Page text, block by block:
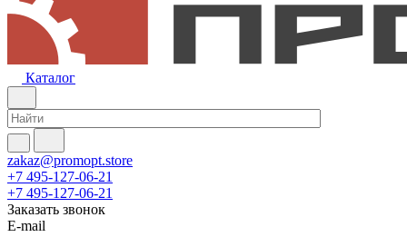
Каталог
zakaz@promopt.store
+7 495-127-06-21
+7 495-127-06-21
Заказать звонок
E-mail